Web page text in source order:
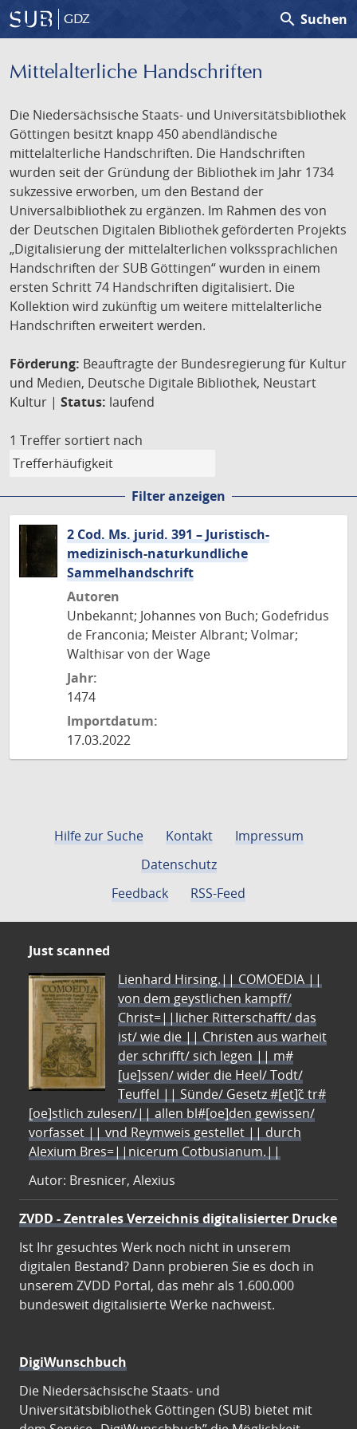
GDZ search Suchen
Mittelalterliche Handschriften
Die Niedersächsische Staats- und Universitätsbibliothek
Göttingen besitzt knapp 450 abendländische
mittelalterliche Handschriften. Die Handschriften
wurden seit der Gründung der Bibliothek im Jahr 1734
sukzessive erworben, um den Bestand der
Universalbibliothek zu ergänzen. Im Rahmen des von
der Deutschen Digitalen Bibliothek geförderten Projekts
„Digitalisierung der mittelalterlichen volkssprachlichen
Handschriften der SUB Göttingen“ wurden in einem
ersten Schritt 74 Handschriften digitalisiert. Die
Kollektion wird zukünftig um weitere mittelalterliche
Handschriften erweitert werden.
Förderung: Beauftragte der Bundesregierung für Kultur
und Medien, Deutsche Digitale Bibliothek, Neustart
Kultur | Status: laufend
1 Treffer sortiert nach
Filter anzeigen
2 Cod. Ms. jurid. 391 – Juristisch-
medizinisch-naturkundliche
Sammelhandschrift
Autoren
Unbekannt; Johannes von Buch; Godefridus
de Franconia; Meister Albrant; Volmar;
Walthisar von der Wage
Jahr:
1474
Importdatum:
17.03.2022
Hilfe zur Suche Kontakt
Impressum
Datenschutz
Feedback
RSS-Feed
Just scanned
Lienhard Hirsing.|| COMOEDIA ||
von dem geystlichen kampff/
Christ=||licher Ritterschafft/ das
ist/ wie die || Christen aus warheit
der schrifft/ sich legen || m#
[ue]ssen/ wider die Heel/ Todt/
Teuffel || Sünde/ Gesetz #[et]c̃ tr#
[oe]stlich zulesen/|| allen bl#[oe]den gewissen/
vorfasset || vnd Reymweis gestellet || durch
Alexium Bres=||nicerum Cotbusianum.||
Autor: Bresnicer, Alexius
ZVDD - Zentrales Verzeichnis digitalisierter Drucke
Ist Ihr gesuchtes Werk noch nicht in unserem
digitalen Bestand? Dann probieren Sie es doch in
unserem ZVDD Portal, das mehr als 1.600.000
bundesweit digitalisierte Werke nachweist.
DigiWunschbuch
Die Niedersächsische Staats- und
Universitätsbibliothek Göttingen (SUB) bietet mit